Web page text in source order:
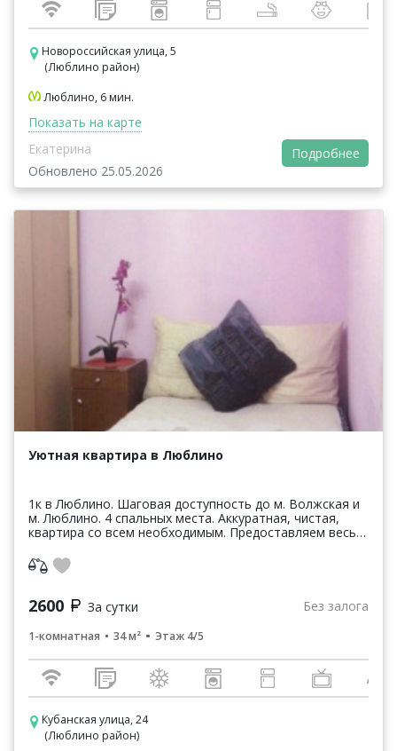
Новороссийская улица, 5
(Люблино район)
Люблино, 6 мин.
Показать на карте
Екатерина
Обновлено 25.05.2026
Подробнее
Уютная квартира в Люблино
1к в Люблино. Шаговая доступность до м. Волжская и
м. Люблино. 4 спальных места. Аккуратная, чистая,
квартира со всем необходимым. Предоставляем весь
2600 За сутки Без залога
1-комнатная 34 м² Этаж 4/5
Кубанская улица, 24
(Люблино район)